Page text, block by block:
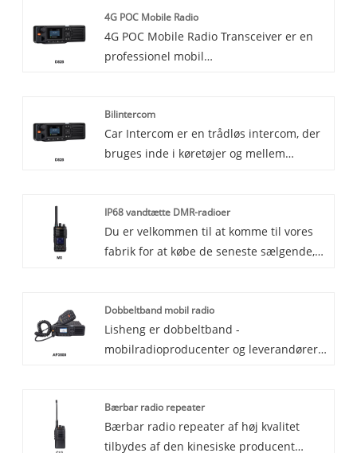
4G POC Mobile Radio
4G POC Mobile Radio Transceiver er en
professionel mobil
højhastigheds, stabil, langdistance
trådløs stemme- og
datatransmissionsfunktioner og kan
lejligheder. Funktionerne i 4G POC
Mobile Radio Transceiver inkluderer
understøttende hybridgruppeopkald og
flerparti, multifrekvente og farverige
ringetoner.
Bilintercom
Car Intercom er en trådløs intercom, der
bruges inde i køretøjer og mellem
bilfelter samt hospitaler, fabrikker, havne
osv.
IP68 vandtætte DMR-radioer
Du er velkommen til at komme til vores
fabrik for at købe de seneste sælgende,
samarbejde med dig. Vi introducerer
vores seneste innovation inden for
tovejsradioer: IP68 vandtætte DMR-
hårdeste miljøer, hvilket gør dem til en
ideel kommunikationsløsning til
Dobbeltband mobil radio
Lisheng er dobbeltband -
mobilradioproducenter og leverandører i
Bærbar radio repeater
Bærbar radio repeater af høj kvalitet
tilbydes af den kinesiske producent